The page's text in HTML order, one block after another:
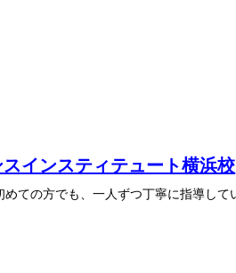
スインスティテュート横浜校
めての方でも、一人ずつ丁寧に指導して